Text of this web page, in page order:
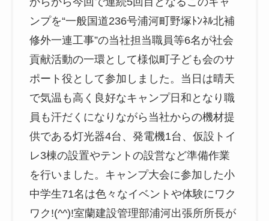
ンプを“一般国道236号浦河町野塚ﾄﾝﾈﾙ北補
修外一連工事”の当社担当職員等6名が社会
貢献活動の一環として様似町子ども会のサ
ポート役として参加しました。当日は晴天
で気温も高く良好なキャンプ日和となり職
員も汗だくになりながら当社からの機材提
供である灯光器4台、発電機1台、仮設トイ
レ3棟の設置やテントの設営など準備作業
を行いました。キャンプ大会に参加した小
中学生71名は色々なイベントや体験にワク
ワク!(^^)!室蘭建設管理部浦河出張所所長が